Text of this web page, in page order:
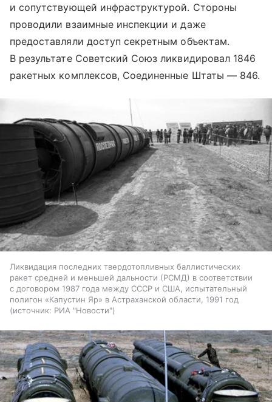
и сопутствующей инфраструктурой. Стороны
проводили взаимные инспекции и даже
предоставляли доступ секретным объектам.
В результате Советский Союз ликвидировал 1846
ракетных комплексов, Соединенные Штаты — 846.
Ликвидация последних твердотопливных баллистических
ракет средней и меньшей дальности (РСМД) в соответствии
с договором 1987 года между СССР и США, испытательный
полигон «Капустин Яр» в Астраханской области, 1991 год
источник: РИА "Новости"